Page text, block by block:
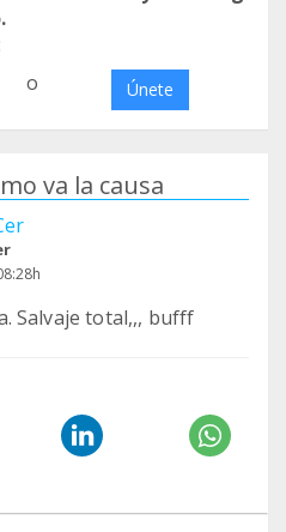
o Únete
va la causa
Salvaje total,,, bufff